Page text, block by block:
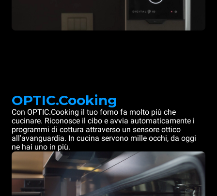
OPTIC.Cooking
Con OPTIC.Cooking il tuo forno fa molto più che
cucinare. Riconosce il cibo e avvia automaticamente i
programmi di cottura attraverso un sensore ottico
all'avanguardia. In cucina servono mille occhi, da oggi
ne hai uno in più.